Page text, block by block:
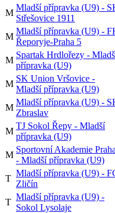
M
Mladší přípravka (U9) -
Střešovice 1911
M
Mladší přípravka (U9) -
Řeporyje-Praha 5
M
Spartak Hrdlořezy -
přípravka (U9)
M
SK Union Vršovice -
Mladší přípravka (U9)
M
Mladší přípravka (U9) -
Zbraslav
M
TJ Sokol Řepy - Mladší
přípravka (U9)
M
Sportovní Akademie
- Mladší přípravka (U9)
T
Mladší přípravka (U9) -
Zličín
T
Mladší přípravka (U9) -
Sokol Lysolaje